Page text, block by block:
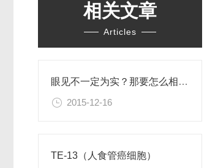
相关文章
Articles
眼见不一定为实？那要怎么相信这个世界？！
2015-12-16
TE-13（人食管癌细胞）